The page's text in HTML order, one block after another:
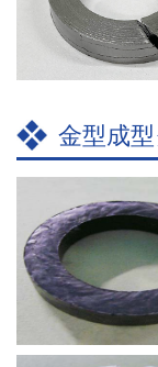
金型成